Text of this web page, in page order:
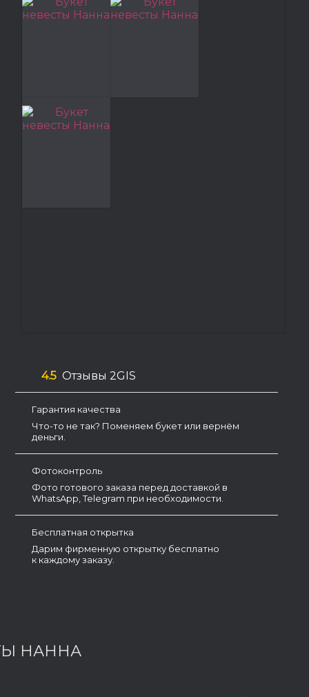
4.5 Отзывы 2GIS
Гарантия качества
Что-то не так? Поменяем букет или вернём
деньги.
Фотоконтроль
Фото готового заказа перед доставкой в
WhatsApp, Telegram при необходимости.
Бесплатная открытка
Дарим фирменную открытку бесплатно
к каждому заказу.
НАННА